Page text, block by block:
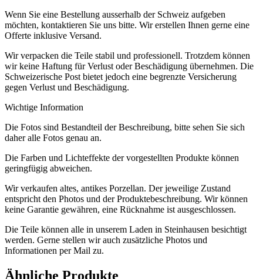
Wenn Sie eine Bestellung ausserhalb der Schweiz aufgeben
möchten, kontaktieren Sie uns bitte. Wir erstellen Ihnen gerne eine
Offerte inklusive Versand.
Wir verpacken die Teile stabil und professionell. Trotzdem können
wir keine Haftung für Verlust oder Beschädigung übernehmen. Die
Schweizerische Post bietet jedoch eine begrenzte Versicherung
gegen Verlust und Beschädigung.
Wichtige Information
Die Fotos sind Bestandteil der Beschreibung, bitte sehen Sie sich
daher alle Fotos genau an.
Die Farben und Lichteffekte der vorgestellten Produkte können
geringfügig abweichen.
Wir verkaufen altes, antikes Porzellan. Der jeweilige Zustand
entspricht den Photos und der Produktebeschreibung. Wir können
keine Garantie gewähren, eine Rücknahme ist ausgeschlossen.
Die Teile können alle in unserem Laden in Steinhausen besichtigt
werden. Gerne stellen wir auch zusätzliche Photos und
Informationen per Mail zu.
Ähnliche Produkte